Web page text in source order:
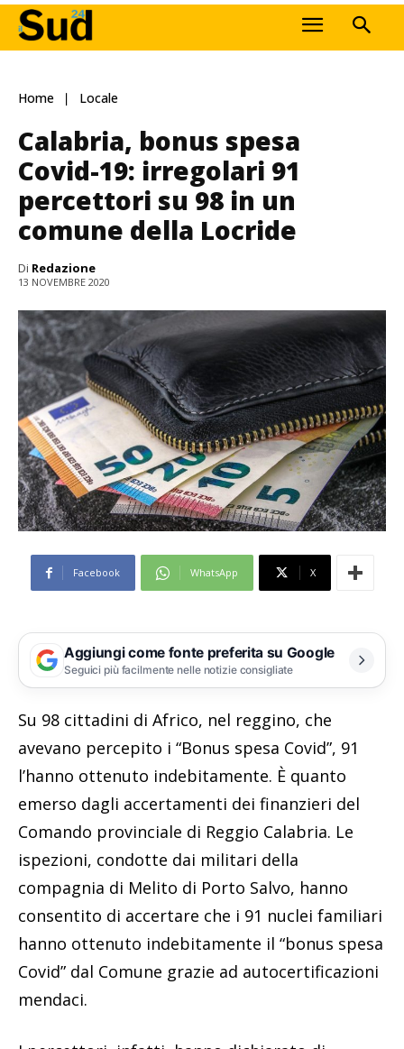
Home Locale
Calabria, bonus spesa
Covid-19: irregolari 91
percettori su 98 in un
comune della Locride
Di Redazione
13 NOVEMBRE 2020
Facebook WhatsApp X
Aggiungi come fonte preferita su Google
Seguici più facilmente nelle notizie consigliate
Su 98 cittadini di Africo, nel reggino, che
avevano percepito i “Bonus spesa Covid”, 91
l’hanno ottenuto indebitamente. È quanto
emerso dagli accertamenti dei finanzieri del
Comando provinciale di Reggio Calabria. Le
ispezioni, condotte dai militari della
compagnia di Melito di Porto Salvo, hanno
consentito di accertare che i 91 nuclei familiari
hanno ottenuto indebitamente il “bonus spesa
Covid” dal Comune grazie ad autocertificazioni
mendaci.